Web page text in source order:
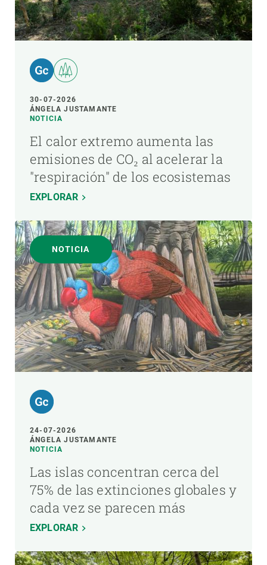
30-07-2026
ÁNGELA JUSTAMANTE
NOTICIA
El calor extremo aumenta las
emisiones de CO₂ al acelerar la
"respiración" de los ecosistemas
EXPLORAR
NOTICIA
24-07-2026
ÁNGELA JUSTAMANTE
NOTICIA
Las islas concentran cerca del
75% de las extinciones globales y
cada vez se parecen más
EXPLORAR